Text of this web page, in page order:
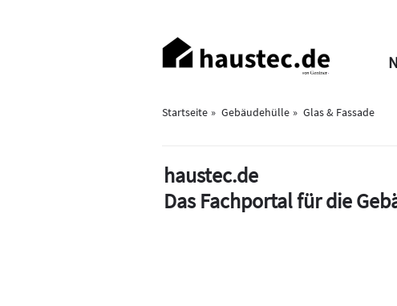
Haupt-
Navigation
Startseite Gebäudehülle
Glas & Fassade
haustec.de
Das Fachportal für die